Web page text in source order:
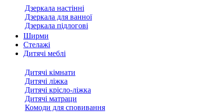
Дзеркала настінні
Дзеркала для ванної
Дзеркала підлогові
Ширми
Стелажі
Дитячі меблі
Дитячі кімнати
Дитячі ліжка
Дитячі крісло-ліжка
Дитячі матраци
Комоди для сповивання